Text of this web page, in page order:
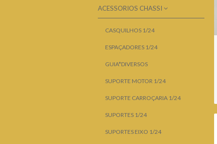
CARROS 1/28
INTERIOR 1/24
CHASSI 1/24
ACESSORIOS CHASSI
CASQUILHOS 1/24
ESPAÇADORES 1/24
GUIA*DIVERSOS
SUPORTE MOTOR 1/24
SUPORTE CARROÇARIA 1/24
SUPORTES 1/24
SUPORTES EIXO 1/24